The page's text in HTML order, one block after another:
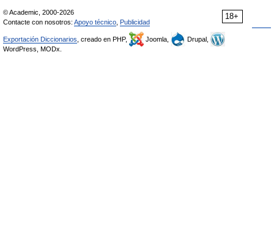
18+
© Academic, 2000-2026
Contacte con nosotros: Apoyo técnico Publicidad
Exportación Diccionarios , creado en PHP, Joomla,
Drupal,
WordPress, MODx.